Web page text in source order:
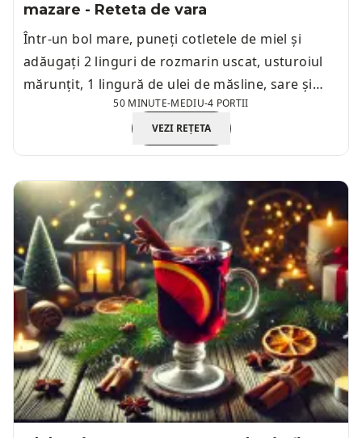
mazare - Reteta de vara
Într-un bol mare, puneți cotletele de miel și
adăugați 2 linguri de rozmarin uscat, usturoiul
mărunțit, 1 lingură de ulei de măsline, sare și
50 MINUTE-MEDIU-4 PORTII
VEZI REȚETA